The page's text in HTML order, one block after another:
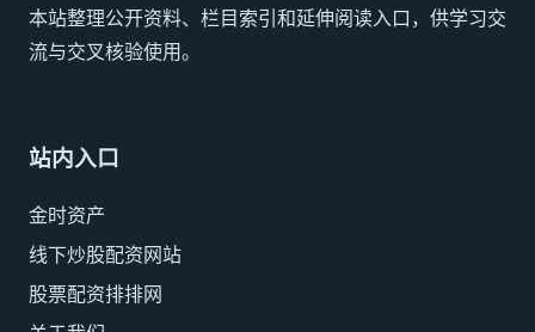
本站整理公开资料、栏目索引和延伸阅读入口，供学习交
流与交叉核验使用。
站内入口
金时资产
线下炒股配资网站
股票配资排排网